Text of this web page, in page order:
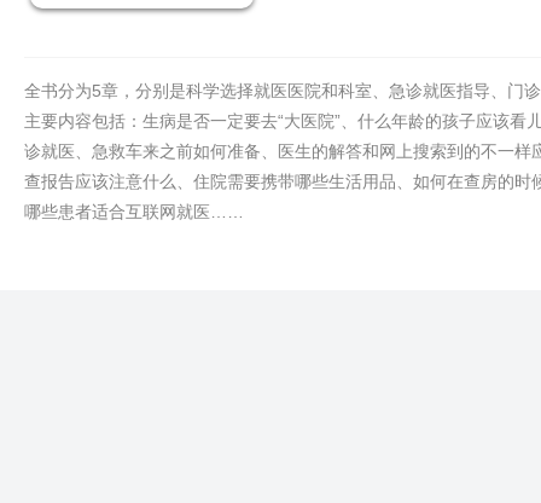
全书分为5章，分别是科学选择就医医院和科室、急诊就医指导、门
主要内容包括：生病是否一定要去“大医院”、什么年龄的孩子应该
诊就医、急救车来之前如何准备、医生的解答和网上搜索到的不一
查报告应该注意什么、住院需要携带哪些生活用品、如何在查房的
哪些患者适合互联网就医……